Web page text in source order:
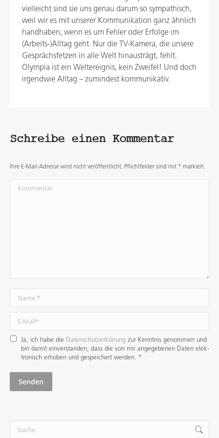
vielleicht sind sie uns genau darum so sympathisch,
weil wir es mit unserer Kommunikation ganz ähnlich
handhaben, wenn es um Fehler oder Erfolge im
(Arbeits-)Alltag geht. Nur die TV-Kamera, die unsere
Gesprächsfetzen in alle Welt hinausträgt, fehlt.
Olympia ist ein Weltereignis, kein Zweifel! Und doch
irgendwie Alltag – zumindest kommunikativ.
Schreibe einen Kommentar
Ihre E-Mail-Adresse wird nicht veröffentlicht. Pflichtfelder sind mit * markiert.
Kommentar
Name *
E-Mail *
Ja, ich habe die Datenschutzerklärung zur Kenntnis genommen und
bin damit ein­verstanden, dass die von mir angege­benen Daten elek­
tro­nisch erhoben und gespei­chert werden. *
Senden
Search: